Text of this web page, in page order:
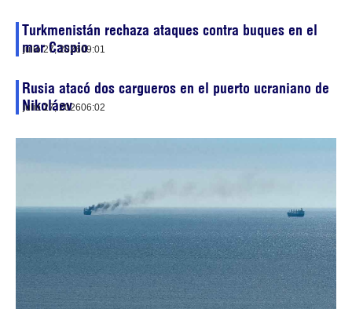
Turkmenistán rechaza ataques contra buques en el
mar Caspio
julio 27, 202609:01
Rusia atacó dos cargueros en el puerto ucraniano de
Nikoláev
julio 27, 202606:02